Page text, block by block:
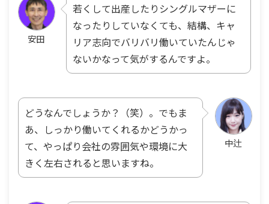
安田
若くして出産したりシングルマザーに
なったりしていなくても、結構、キャ
リア志向でバリバリ働いていたんじゃ
ないかなって気がするんですよ。
中辻
どうなんでしょうか？（笑）。でもま
あ、しっかり働いてくれるかどうかっ
て、やっぱり会社の雰囲気や環境に大
きく左右されると思いますね。